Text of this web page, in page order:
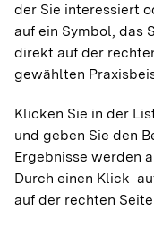
der Sie interessiert
auf ein Symbol, das
direkt auf der
gewählten
Klicken Sie in der
und geben Sie den
Ergebnisse werden
Durch einen Klick
auf der rechten